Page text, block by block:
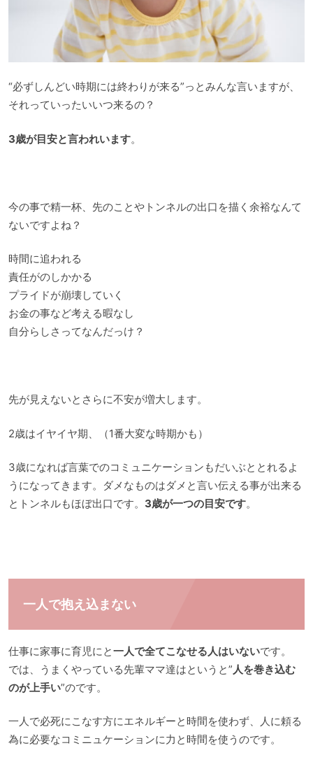
“必ずしんどい時期には終わりが来る”っとみんな言いますが、
それっていったいいつ来るの？
3歳が目安と言われいます。
今の事で精一杯、先のことやトンネルの出口を描く余裕なんて
ないですよね？
時間に追われる
責任がのしかかる
プライドが崩壊していく
お金の事など考える暇なし
自分らしさってなんだっけ？
先が見えないとさらに不安が増大します。
2歳はイヤイヤ期、（1番大変な時期かも）
3歳になれば言葉でのコミュニケーションもだいぶととれるよ
うになってきます。ダメなものはダメと言い伝える事が出来る
とトンネルもほぼ出口です。 3歳が一つの目安です。
一人で抱え込まない
仕事に家事に育児にと一人で全てこなせる人はいないです。
では、うまくやっている先輩ママ達はというと”人を巻き込む
のが上手い”のです。
一人で必死にこなす方にエネルギーと時間を使わず、人に頼る
為に必要なコミニュケーションに力と時間を使うのです。